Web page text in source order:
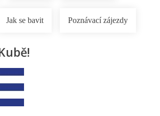
Jak se bavit Poznávací zájezdy